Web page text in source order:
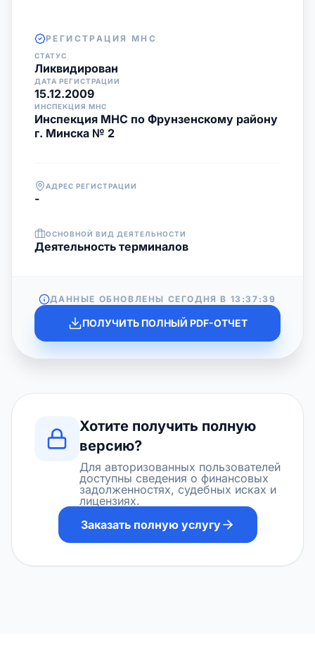
РЕГИСТРАЦИЯ МНС
СТАТУС
Ликвидирован
ДАТА РЕГИСТРАЦИИ
15.12.2009
ИНСПЕКЦИЯ МНС
Инспекция МНС по Фрунзенскому району
г. Минска № 2
АДРЕС РЕГИСТРАЦИИ
-
ОСНОВНОЙ ВИД ДЕЯТЕЛЬНОСТИ
Деятельность терминалов
ДАННЫЕ ОБНОВЛЕНЫ СЕГОДНЯ В 13:37:39
ПОЛУЧИТЬ ПОЛНЫЙ PDF-ОТЧЕТ
Хотите получить полную
версию?
Для авторизованных пользователей
доступны сведения о финансовых
задолженностях, судебных исках и
лицензиях.
Заказать полную услугу